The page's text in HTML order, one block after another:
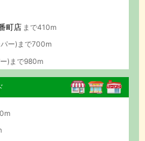
町店 まで410m
ー)まで700m
)まで980m